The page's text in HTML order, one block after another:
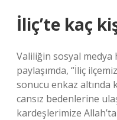
İliç’te kaç
Valiliğin sosyal medya
paylaşımda, “İliç
sonucu enkaz altında
cansız bedenlerine
kardeşlerimize